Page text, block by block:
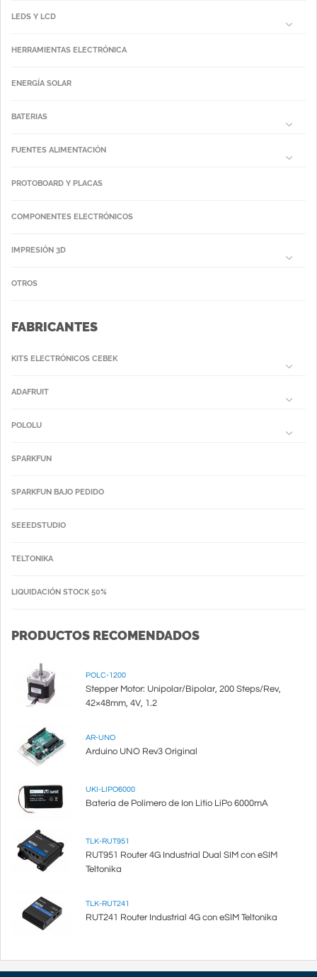
LEDS Y LCD
HERRAMIENTAS ELECTRÓNICA
ENERGÍA SOLAR
BATERIAS
FUENTES ALIMENTACIÓN
PROTOBOARD Y PLACAS
COMPONENTES ELECTRÓNICOS
IMPRESIÓN 3D
OTROS
FABRICANTES
KITS ELECTRÓNICOS CEBEK
ADAFRUIT
POLOLU
SPARKFUN
SPARKFUN BAJO PEDIDO
SEEEDSTUDIO
TELTONIKA
LIQUIDACIÓN STOCK 50%
PRODUCTOS RECOMENDADOS
POLC-1200
Stepper Motor: Unipolar/Bipolar, 200 Steps/Rev,
42×48mm, 4V, 1.2
AR-UNO
Arduino UNO Rev3 Original
UKI-LIPO6000
Batería de Polímero de Ion Litio LiPo 6000mA
TLK-RUT951
RUT951 Router 4G Industrial Dual SIM con eSIM
Teltonika
TLK-RUT241
RUT241 Router Industrial 4G con eSIM Teltonika